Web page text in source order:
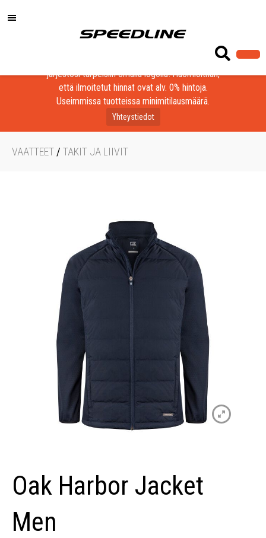
Löydä laadukkaat tuotteet yrityksesi, seurasi tai
järjestösi tarpeisiin omalla logolla! Huomioithan,
että ilmoitetut hinnat ovat alv. 0% hintoja.
Useimmissa tuotteissa minimitilausmäärä.
Yhteystiedot
VAATTEET / TAKIT JA LIIVIT
Oak Harbor Jacket
Men